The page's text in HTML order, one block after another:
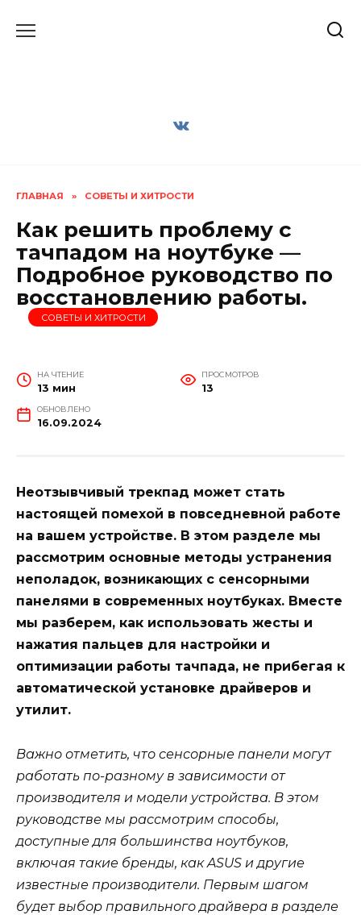
ГЛАВНАЯ » СОВЕТЫ И ХИТРОСТИ
Как решить проблему с
тачпадом на ноутбуке —
Подробное руководство по
восстановлению работы.
СОВЕТЫ И ХИТРОСТИ
НА ЧТЕНИЕ
13 мин
ПРОСМОТРОВ
13
ОБНОВЛЕНО
16.09.2024
Неотзывчивый трекпад может стать
настоящей помехой в повседневной работе
на вашем устройстве. В этом разделе мы
рассмотрим основные методы устранения
неполадок, возникающих с сенсорными
панелями в современных ноутбуках. Вместе
мы разберем, как использовать жесты и
нажатия пальцев для настройки и
оптимизации работы тачпада, не прибегая к
автоматической установке драйверов и
утилит.
Важно отметить, что сенсорные панели могут
работать по-разному в зависимости от
производителя и модели устройства. В этом
руководстве мы рассмотрим способы,
доступные для большинства ноутбуков,
включая такие бренды, как ASUS и другие
известные производители. Первым шагом
будет выбор правильного драйвера в разделе